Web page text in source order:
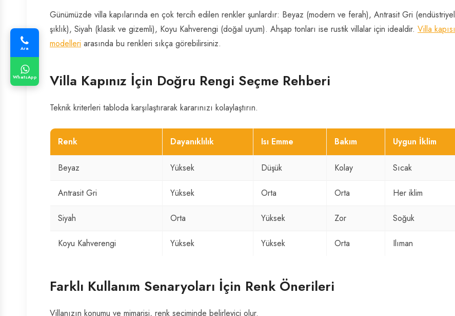
Günümüzde villa kapılarında en çok tercih edilen renkler şunlardır: Beyaz (modern ve ferah), Antrasit Gri (endüstriyel
şıklık), Siyah (klasik ve gizemli), Koyu Kahverengi (doğal uyum). Ahşap tonları ise rustik villalar için idealdir. Villa kapısı
modelleri arasında bu renkleri sıkça görebilirsiniz.
Villa Kapınız İçin Doğru Rengi Seçme Rehberi
Teknik kriterleri tabloda karşılaştırarak kararınızı kolaylaştırın.
Renk Dayanıklılık Isı Emme Bakım Uygun İklim
Beyaz Yüksek Düşük Kolay Sıcak
Antrasit Gri Yüksek Orta Orta Her iklim
Siyah Orta Yüksek Zor Soğuk
Koyu Kahverengi Yüksek Yüksek Orta Ilıman
Farklı Kullanım Senaryoları İçin Renk Önerileri
Villanızın konumu ve mimarisi, renk seçiminde belirleyici olur.
Ara
WhatsApp